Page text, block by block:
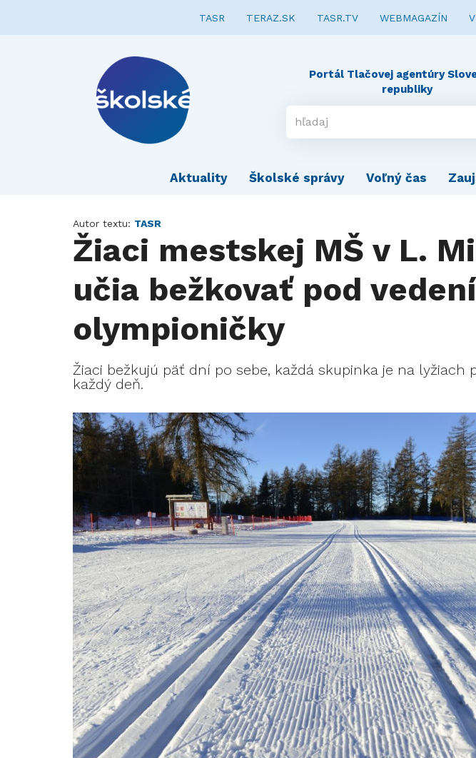
TASR TERAZ.SK TASR.TV WEBMAGAZÍN
Portál Tlačovej agentúry
republiky
Aktuality Školské správy Voľný čas
Autor textu: TASR
Žiaci mestskej MŠ v L.
učia bežkovať pod
olympioničky
Žiaci bežkujú päť dní po sebe, každá skupinka je na lyžiach
každý deň.